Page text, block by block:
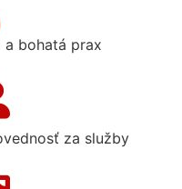
a bohatá prax
za služby